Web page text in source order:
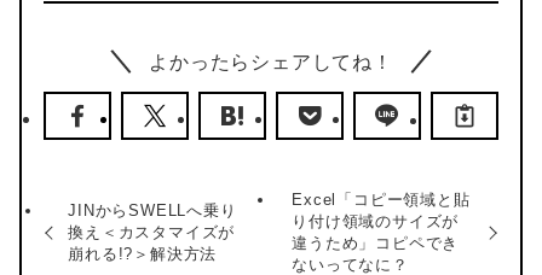
よかったらシェアしてね！
JINからSWELLへ乗り
換え＜カスタマイズが
崩れる!?＞解決方法
Excel「コピー領域と貼
り付け領域のサイズが
違うため」コピペでき
ないってなに？